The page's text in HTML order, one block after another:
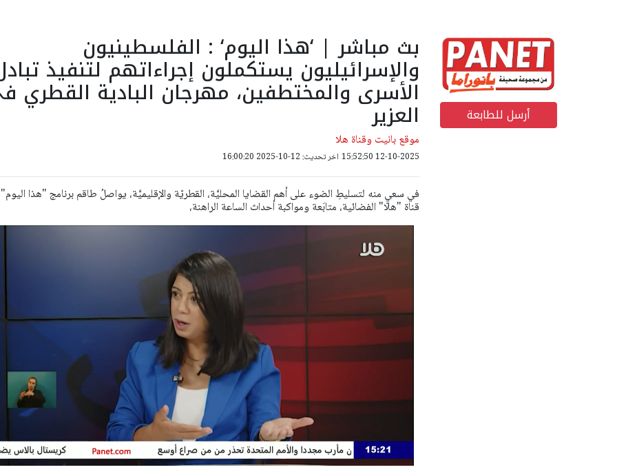
أرسل للطابعة
بث مباشر | ‘هذا اليوم‘ : الفلسطينيون
والإسرائيليون يستكملون إجراءاتهم لتنفيذ
الأسرى والمختطفين، مهرجان البادية القطري
العزير
موقع بانيت وقناة هلا
12-10-2025 15:52:50 اخر تحديث: 12-10-2025 16:00:20
في سعيٍ منه لتسليطِ الضوء على أهم القضايا المحليَّة، القطريّة والإقليميَّة، يواصلُ طاقم برنامج "هذا
قناة "هلا" الفضائية، متابَعة ومواكبة أحداث الساعة الراهنة،